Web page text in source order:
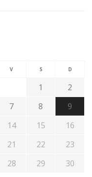
V S D
1
2
7 8
9
14 15
16
21 22
23
28 29
30